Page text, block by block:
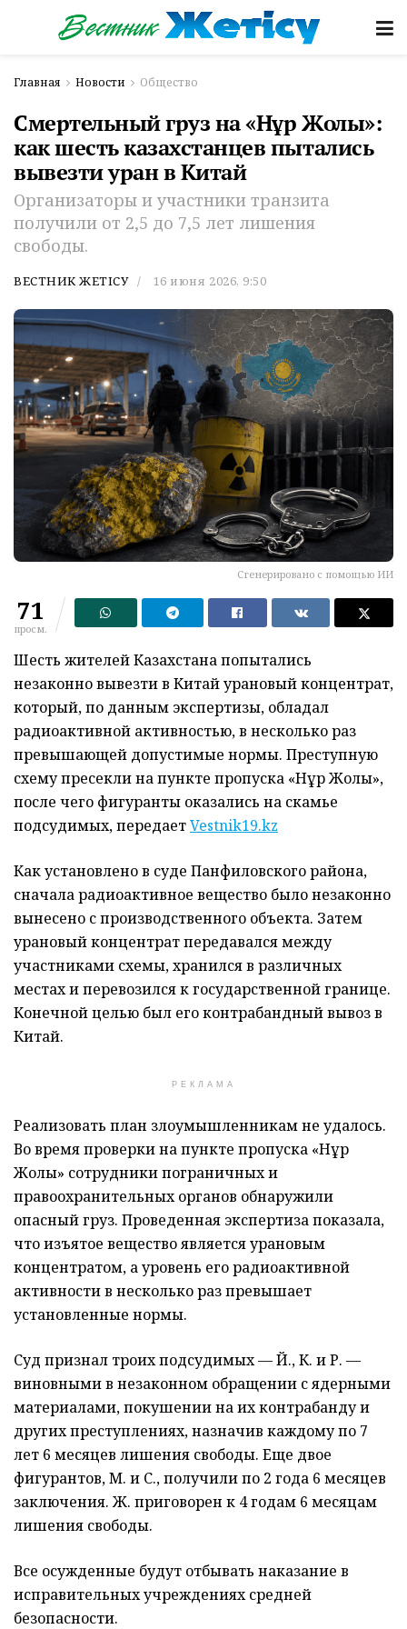
Главная Новости Общество
Смертельный груз на «Нұр Жолы»:
как шесть казахстанцев пытались
вывезти уран в Китай
Организаторы и участники транзита
получили от 2,5 до 7,5 лет лишения
свободы.
ВЕСТНИК ЖЕТІСУ 16 июня 2026, 9:50
Сгенерировано с помощью ИИ
71
просм.
Шесть жителей Казахстана попытались
незаконно вывезти в Китай урановый концентрат,
который, по данным экспертизы, обладал
радиоактивной активностью, в несколько раз
превышающей допустимые нормы. Преступную
схему пресекли на пункте пропуска «Нұр Жолы»,
после чего фигуранты оказались на скамье
подсудимых, передаетVestnik19.kz
Как установлено в суде Панфиловского района,
сначала радиоактивное вещество было незаконно
вынесено с производственного объекта. Затем
урановый концентрат передавался между
участниками схемы, хранился в различных
местах и перевозился к государственной границе.
Конечной целью был его контрабандный вывоз в
Китай.
РЕКЛАМА
Реализовать план злоумышленникам не удалось.
Во время проверки на пункте пропуска «Нұр
Жолы» сотрудники пограничных и
правоохранительных органов обнаружили
опасный груз. Проведенная экспертиза показала,
что изъятое вещество является урановым
концентратом, а уровень его радиоактивной
активности в несколько раз превышает
установленные нормы.
Суд признал троих подсудимых — Й., К. и Р. —
виновными в незаконном обращении с ядерными
материалами, покушении на их контрабанду и
других преступлениях, назначив каждому по 7
лет 6 месяцев лишения свободы. Еще двое
фигурантов, М. и С., получили по 2 года 6 месяцев
заключения. Ж. приговорен к 4 годам 6 месяцам
лишения свободы.
Все осужденные будут отбывать наказание в
исправительных учреждениях средней
безопасности.